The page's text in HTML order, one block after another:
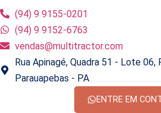
(94) 9 9155-0201
(94) 9 9152-6763
vendas@multitractor.com
Rua Apinagé, Quadra 51 - Lote 06,
Parauapebas - PA
ENTRE EM